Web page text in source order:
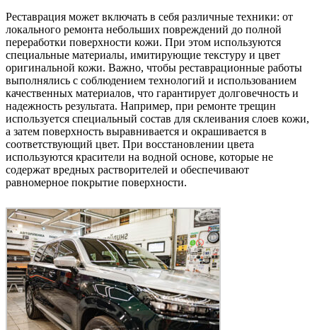
Реставрация может включать в себя различные техники: от
локального ремонта небольших повреждений до полной
переработки поверхности кожи. При этом используются
специальные материалы, имитирующие текстуру и цвет
оригинальной кожи. Важно, чтобы реставрационные работы
выполнялись с соблюдением технологий и использованием
качественных материалов, что гарантирует долговечность и
надежность результата. Например, при ремонте трещин
используется специальный состав для склеивания слоев кожи,
а затем поверхность выравнивается и окрашивается в
соответствующий цвет. При восстановлении цвета
используются красители на водной основе, которые не
содержат вредных растворителей и обеспечивают
равномерное покрытие поверхности.